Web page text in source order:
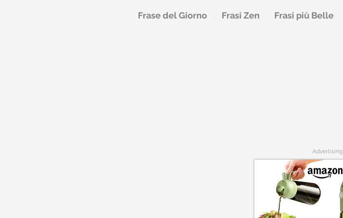
Frase del Giorno Frasi Zen Frasi più Belle
Advertising